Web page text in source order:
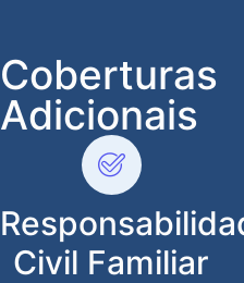
Coberturas
Adicionais
Civil Familiar